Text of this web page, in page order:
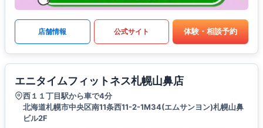
店舗情報 公式サイト 体験・相談予約
エニタイムフィットネス札幌山鼻店
西１１丁目駅から車で4分
北海道札幌市中央区南11条西11-2-1M34(エムサンヨン)札幌山鼻
ビル2F